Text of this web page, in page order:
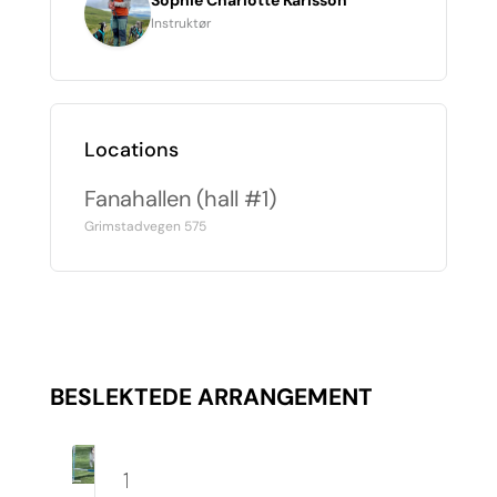
Instruktør
Locations
Fanahallen (hall #1)
Grimstadvegen 575
BESLEKTEDE ARRANGEMENT
10.